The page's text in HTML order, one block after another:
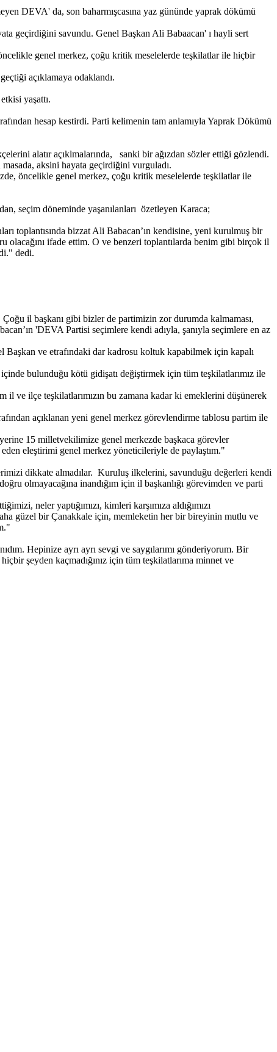
DEVA' da, son baharmışcasına yaz gününde yaprak dökümü
geçirdiğini savundu. Genel Başkan Ali Babaacan' ı hayli sert
genel merkez, çoğu kritik meselelerde teşkilatlar ile hiçbir
açıklamaya odaklandı.
yaşattı.
hesap kestirdi. Parti kelimenin tam anlamıyla Yaprak Dökümü
alatır açıklmalarında, sanki bir ağızdan sözler ettiği gözlendi.
aksini hayata geçirdiğini vurguladı.
öncelikle genel merkez, çoğu kritik meselelerde teşkilatlar ile
seçim döneminde yaşanılanları özetleyen Karaca;
toplantısında bizzat Ali Babacan’ın kendisine, yeni kurulmuş bir
olacağını ifade ettim. O ve benzeri toplantılarda benim gibi birçok il
dedi.
il başkanı gibi bizler de partimizin zor durumda kalmaması,
'DEVA Partisi seçimlere kendi adıyla, şanıyla seçimlere en az
Başkan ve etrafındaki dar kadrosu koltuk kapabilmek için kapalı
bulunduğu kötü gidişatı değiştirmek için tüm teşkilatlarımız ile
ve ilçe teşkilatlarımızın bu zamana kadar ki emeklerini düşünerek
açıklanan yeni genel merkez görevlendirme tablosu partim ile
15 milletvekilimize genel merkezde başkaca görevler
eleştirimi genel merkez yöneticileriyle de paylaştım."
dikkate almadılar. Kuruluş ilkelerini, savunduğu değerleri kendi
olmayacağına inandığım için il başkanlığı görevimden ve parti
neler yaptığımızı, kimleri karşımıza aldığımızı
güzel bir Çanakkale için, memleketin her bir bireyinin mutlu ve
Hepinize ayrı ayrı sevgi ve saygılarımı gönderiyorum. Bir
şeyden kaçmadığınız için tüm teşkilatlarıma minnet ve